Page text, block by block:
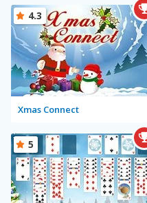
Xmas Connect
4.3
5